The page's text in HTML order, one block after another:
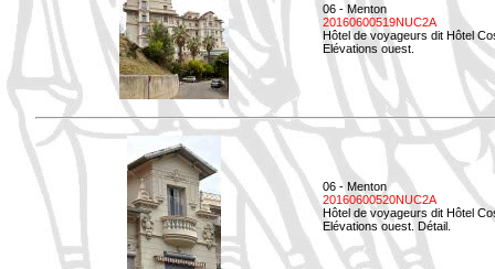
06 - Menton
20160600519NUC2A
Hôtel de voyageurs dit Hôtel
Elévations ouest.
06 - Menton
20160600520NUC2A
Hôtel de voyageurs dit Hôtel
Elévations ouest. Détail.